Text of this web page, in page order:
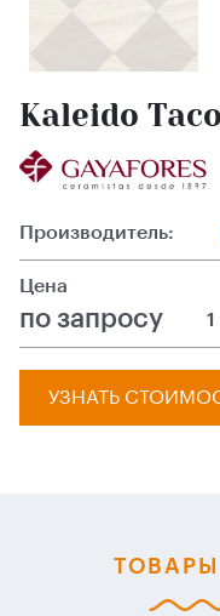
Kaleido
Производитель:
Цена
по запросу
УЗНАТЬ